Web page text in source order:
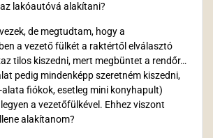
lakóautóvá alakítani?
de megtudtam, hogy a
a vezető fülkét a raktértől elválasztó
tilos kiszedni, mert megbüntet a rendőr…
pedig mindenképp szeretném kiszedni,
fiókok, esetleg mini konyhapult)
a vezetőfülkével. Ehhez viszont
alakítanom?